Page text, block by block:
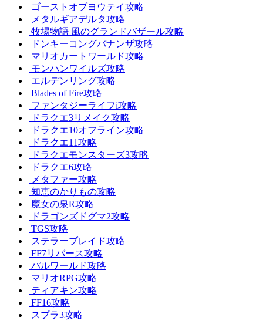
ゴーストオブヨウテイ攻略
メタルギアデルタ攻略
牧場物語 風のグランドバザール攻略
ドンキーコングバナンザ攻略
マリオカートワールド攻略
モンハンワイルズ攻略
エルデンリング攻略
Blades of Fire攻略
ファンタジーライフi攻略
ドラクエ3リメイク攻略
ドラクエ10オフライン攻略
ドラクエ11攻略
ドラクエモンスターズ3攻略
ドラクエ6攻略
メタファー攻略
知恵のかりもの攻略
魔女の泉R攻略
ドラゴンズドグマ2攻略
TGS攻略
ステラーブレイド攻略
FF7リバース攻略
パルワールド攻略
マリオRPG攻略
ティアキン攻略
FF16攻略
スプラ3攻略